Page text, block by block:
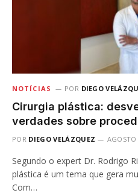
NOTÍCIAS POR DIEGO
Cirurgia plástica:
verdades sobre
POR DIEGO VELÁZQUEZ
Segundo o expert Dr. Rodrigo
plástica é um tema que gera
Com…